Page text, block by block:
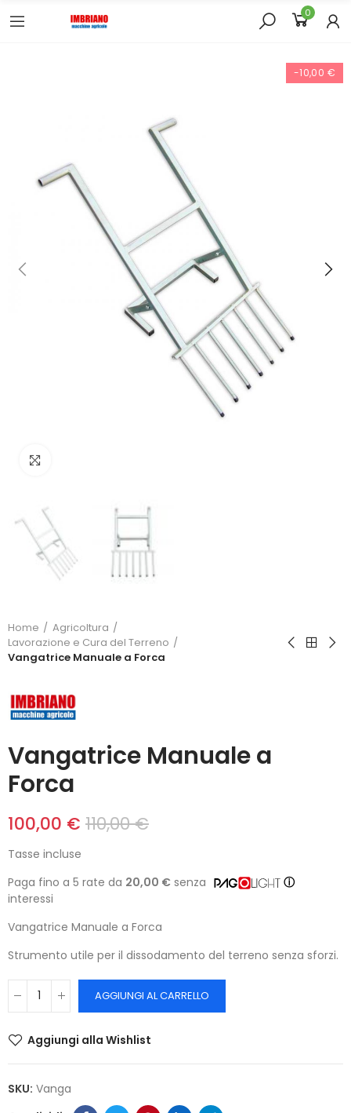
0
-10,00 €
Home
Agricoltura
Lavorazione e Cura del Terreno
Vangatrice Manuale a Forca
Vangatrice Manuale a
Forca
100,00 € 110,00 €
Tasse incluse
Paga fino a 5 rate da 20,00 € senza
interessi
ⓘ
Vangatrice Manuale a Forca
Strumento utile per il dissodamento del terreno senza sforzi.
AGGIUNGI AL CARRELLO
Aggiungi alla Wishlist
SKU: Vanga